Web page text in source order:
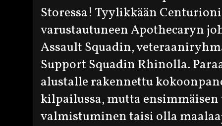
Storessa! Tyylikkään
varustautuneen Apothecaryn
Assault Squadin,
Support Squadin Rhinolla.
alustalle rakennettu
kilpailussa, mutta
valmistuminen taisi olla